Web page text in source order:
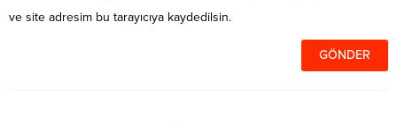
ve site adresim bu tarayıcıya kaydedilsin.